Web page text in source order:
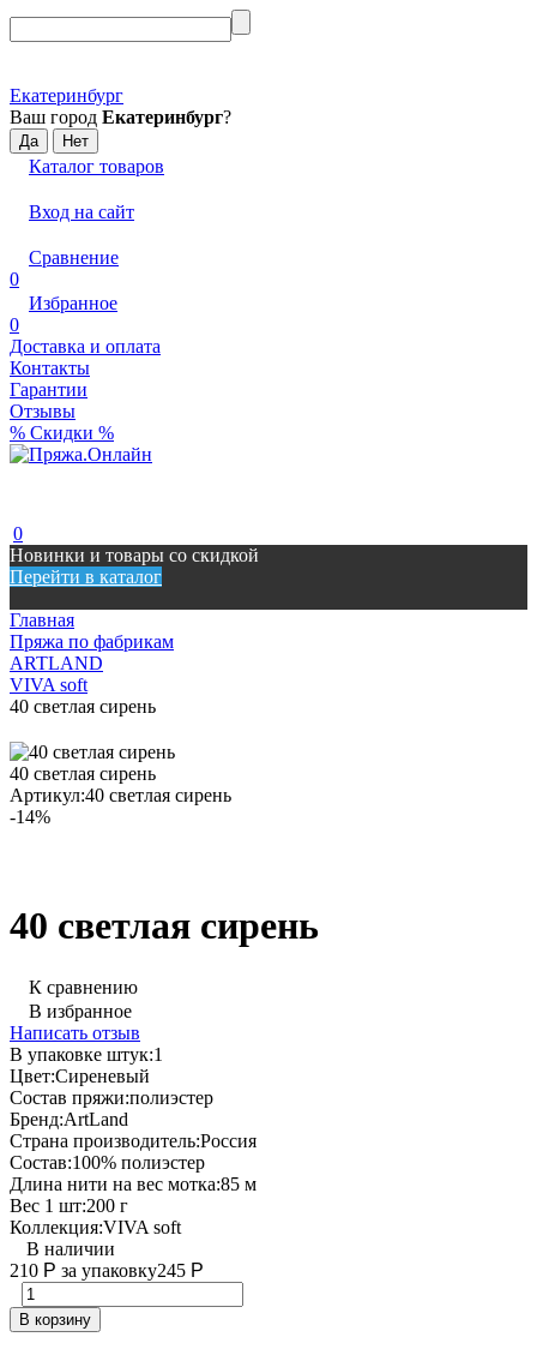
Екатеринбург
Ваш город Екатеринбург?
Каталог товаров
Вход на сайт
Сравнение
0
Избранное
0
Доставка и оплата
Контакты
Гарантии
Отзывы
% Скидки %
0
Новинки и товары со скидкой
Перейти в каталог
Главная
Пряжа по фабрикам
ARTLAND
VIVA soft
40 светлая сирень
40 светлая сирень
Артикул:40 светлая сирень
-14%
40 светлая сирень
К сравнению
В избранное
Написать отзыв
В упаковке штук:1
Цвет:Сиреневый
Состав пряжи:полиэстер
Бренд:ArtLand
Страна производитель:Россия
Состав:100% полиэстер
Длина нити на вес мотка:85 м
Вес 1 шт:200 г
Коллекция:VIVA soft
В наличии
210 Р за упаковку245 Р
В корзину